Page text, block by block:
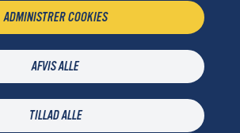
16 juni 2026 | © Air Liquide Healthcare 2021
ADMINISTRER COOKIES
AFVIS ALLE
TILLAD ALLE